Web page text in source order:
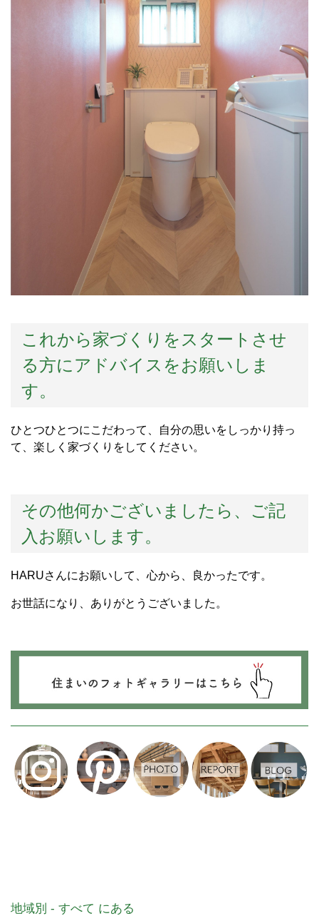
これから家づくりをスタートさせ
る方にアドバイスをお願いしま
す。
ひとつひとつにこだわって、自分の思いをしっかり持っ
て、楽しく家づくりをしてください。
その他何かございましたら、ご記
入お願いします。
HARUさんにお願いして、心から、良かったです。
お世話になり、ありがとうございました。
地域別 - すべて にある